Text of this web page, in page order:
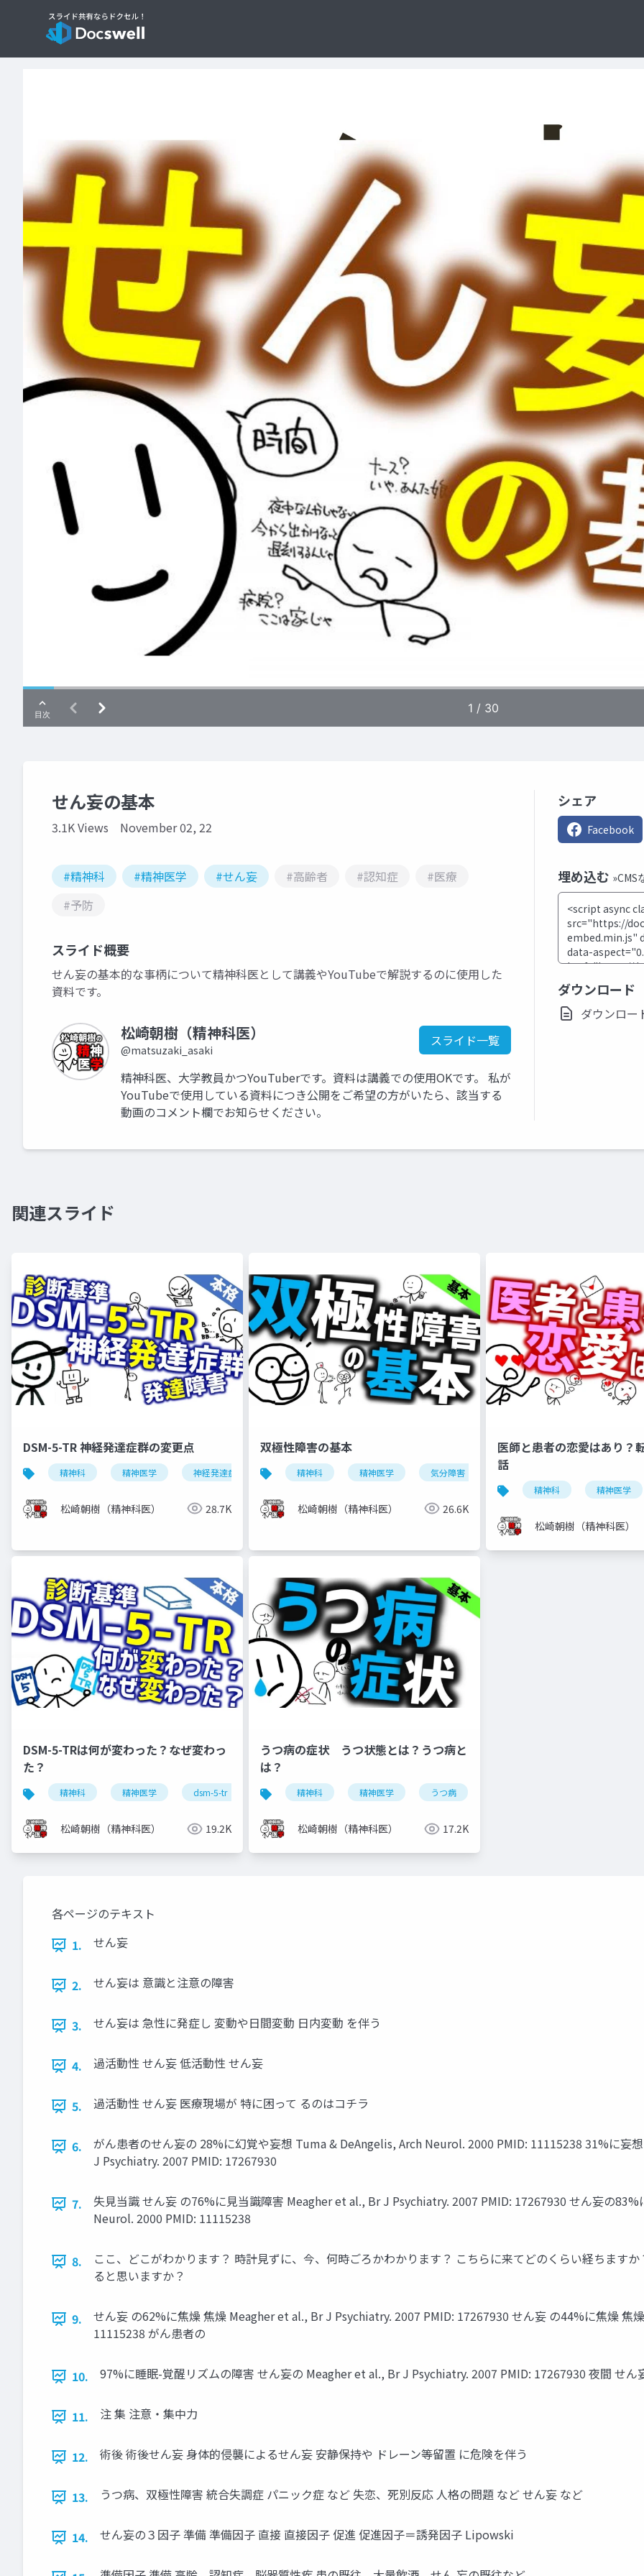
せん妄の基本
3.1K Views November 02, 22
#精神科 #精神医学 #せん妄 #高齢者 #認知症
#医療
#予防
スライド概要
せん妄の基本的な事柄について精神科医として講義やYouTubeで解説するのに使用した
資料です。
松崎朝樹（精神科医）
@matsuzaki_asaki
スライド一覧
精神科医、大学教員かつYouTuberです。資料は講義での使用OKです。 私が
YouTubeで使用している資料につき公開をご希望の方がいたら、該当する
動画のコメント欄でお知らせください。
シェア
Facebook
埋め込む »CMS
ダウンロード
ダウンロ
関連スライド
DSM-5-TR 神経発達症群の変更点
精神科 精神医学 神経発達症群 発達障害 自閉スペクトラム症 注意欠如多動症
松崎朝樹（精神科医） 28.7K
双極性障害の基本
精神科 精神医学 気分障害 双極性障害
松崎朝樹（精神科医） 26.6K
医師と患者の恋愛はあり？
話
精神科 精神医学
松崎朝樹（精神科医）
DSM-5-TRは何が変わった？なぜ変わっ
た？
精神科 精神医学 dsm-5-tr dsm-5
松崎朝樹（精神科医） 19.2K
うつ病の症状 うつ状態とは？うつ病と
は？
精神科 精神医学 うつ病
松崎朝樹（精神科医） 17.2K
各ページのテキスト
1.
せん妄
2. せん妄は 意識と注意の障害
3. せん妄は 急性に発症し 変動や日間変動 日内変動 を伴う
4. 過活動性 せん妄 低活動性 せん妄
5. 過活動性 せん妄 医療現場が 特に困って るのはコチラ
6.
がん患者のせん妄の 28%に幻覚や妄想 Tuma & DeAngelis, Arch Neurol. 2000 PMID: 11115238 31%に妄
J Psychiatry. 2007 PMID: 17267930
7.
失見当識 せん妄 の76%に見当識障害 Meagher et al., Br J Psychiatry. 2007 PMID: 17267930 せん妄の
Neurol. 2000 PMID: 11115238
8.
ここ、どこがわかります？ 時計見ずに、今、何時ごろかわかります？ こちらに来てどのくらい経ちます
ると思いますか？
9.
せん妄 の62%に焦燥 焦燥 Meagher et al., Br J Psychiatry. 2007 PMID: 17267930 せん妄 の44%に焦燥 焦
11115238 がん患者の
10. 97%に睡眠-覚醒リズムの障害 せん妄の Meagher et al., Br J Psychiatry. 2007 PMID: 17267930 夜間 せん
11. 注 集 注意・集中力
12. 術後 術後せん妄 身体的侵襲によるせん妄 安静保持や ドレーン等留置 に危険を伴う
13. うつ病、双極性障害 統合失調症 パニック症 など 失恋、死別反応 人格の問題 など せん妄 など
14. せん妄の３因子 準備 準備因子 直接 直接因子 促進 促進因子＝誘発因子 Lipowski